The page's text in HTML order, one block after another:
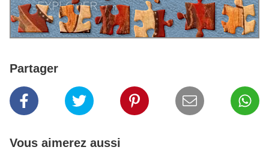
Partager
Vous aimerez aussi